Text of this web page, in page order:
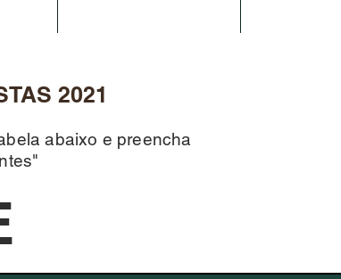
2021
abaixo e preencha